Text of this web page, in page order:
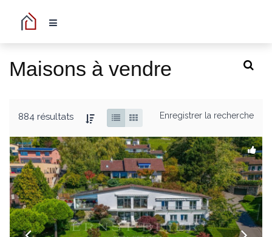
Maisons à vendre
884 résultats Enregistrer la recherche